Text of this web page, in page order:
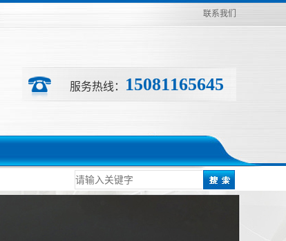
联系我们
服务热线： 15081165645